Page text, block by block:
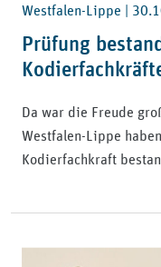
Westfalen-Lippe |
Prüfung
Da war die Freude
Westfalen-Lippe
Kodierfachkraft